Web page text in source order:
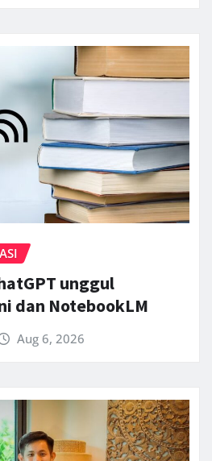
unggul
dan NotebookLM
Aug 6, 2026